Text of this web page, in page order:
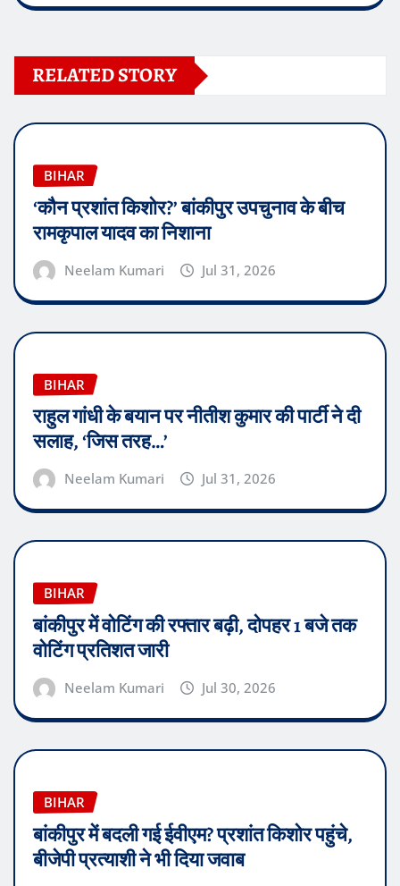
RELATED STORY
BIHAR
‘कौन प्रशांत किशोर?’ बांकीपुर उपचुनाव के बीच
रामकृपाल यादव का निशाना
Neelam Kumari Jul 31, 2026
BIHAR
राहुल गांधी के बयान पर नीतीश कुमार की पार्टी ने दी
सलाह, ‘जिस तरह…’
Neelam Kumari Jul 31, 2026
BIHAR
बांकीपुर में वोटिंग की रफ्तार बढ़ी, दोपहर 1 बजे तक
वोटिंग प्रतिशत जारी
Neelam Kumari Jul 30, 2026
BIHAR
बांकीपुर में बदली गई ईवीएम? प्रशांत किशोर पहुंचे,
बीजेपी प्रत्याशी ने भी दिया जवाब